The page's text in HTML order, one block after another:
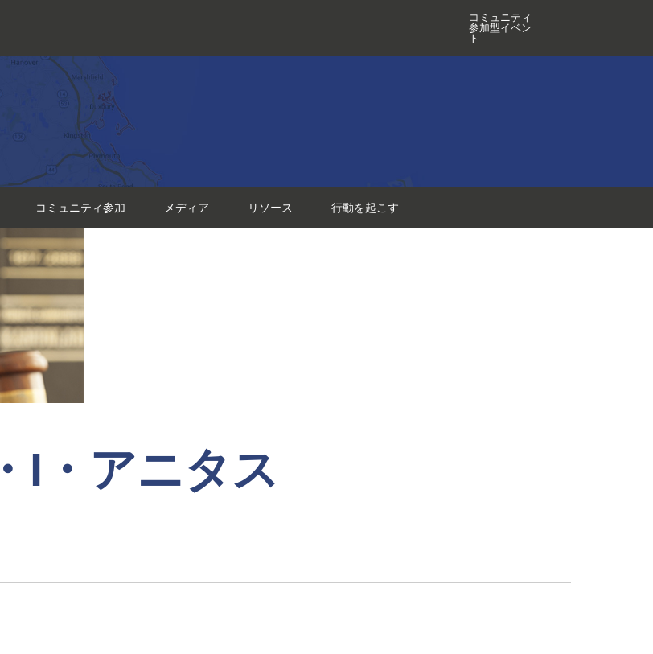
コミュニティ
参加型イベン
ト
コミュニティ参加 メディア リソース 行動を起こす
I・アニタス